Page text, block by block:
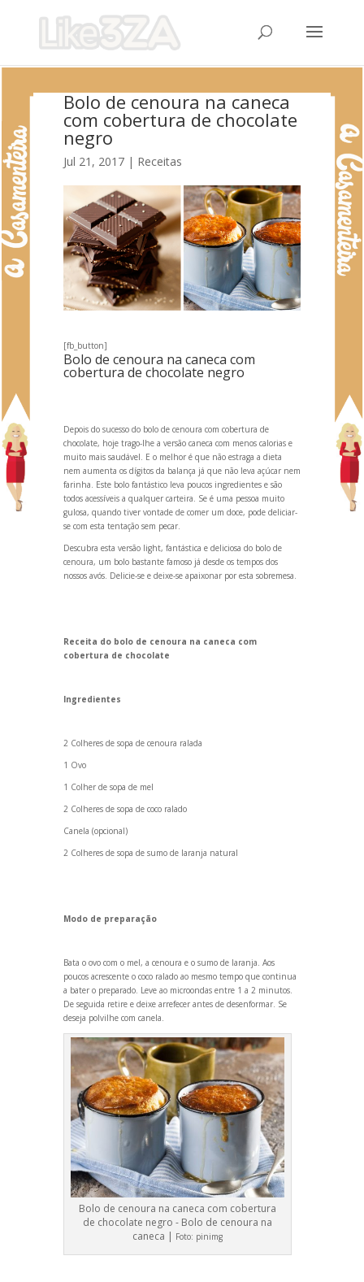
Bolo de cenoura na caneca
com cobertura de chocolate
negro
Jul 21, 2017| Receitas
[fb_button]
Bolo de cenoura na caneca com
cobertura de chocolate negro
Depois do sucesso do bolo de cenoura com cobertura de
chocolate, hoje trago-lhe a versão caneca com menos calorias e
muito mais saudável. E o melhor é que não estraga a dieta
nem aumenta os dígitos da balança já que não leva açúcar nem
farinha. Este bolo fantástico leva poucos ingredientes e são
todos acessíveis a qualquer carteira. Se é uma pessoa muito
gulosa, quando tiver vontade de comer um doce, pode deliciar-
se com esta tentação sem pecar.
Descubra esta versão light, fantástica e deliciosa do bolo de
cenoura, um bolo bastante famoso já desde os tempos dos
nossos avós. Delicie-se e deixe-se apaixonar por esta sobremesa.
Receita do bolo de cenoura na caneca com
cobertura de chocolate
Ingredientes
2 Colheres de sopa de cenoura ralada
1 Ovo
1 Colher de sopa de mel
2 Colheres de sopa de coco ralado
Canela (opcional)
2 Colheres de sopa de sumo de laranja natural
Modo de preparação
Bata o ovo com o mel, a cenoura e o sumo de laranja. Aos
poucos acrescente o coco ralado ao mesmo tempo que continua
a bater o preparado. Leve ao microondas entre 1 a 2 minutos.
De seguida retire e deixe arrefecer antes de desenformar. Se
deseja polvilhe com canela.
Bolo de cenoura na caneca com cobertura
de chocolate negro - Bolo de cenoura na
caneca | Foto: pinimg